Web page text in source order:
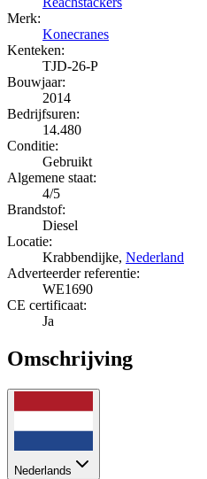
Merk:
Konecranes
Kenteken:
TJD-26-P
Bouwjaar:
2014
Bedrijfsuren:
14.480
Conditie:
Gebruikt
Algemene staat:
4/5
Brandstof:
Diesel
Locatie:
Krabbendijke, Nederland
Adverteerder referentie:
WE1690
CE certificaat:
Ja
Omschrijving
Nederlands